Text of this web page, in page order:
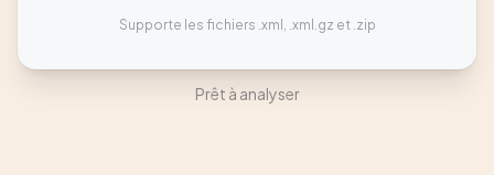
Supporte les fichiers .xml, .xml.gz et .zip
Prêt à analyser